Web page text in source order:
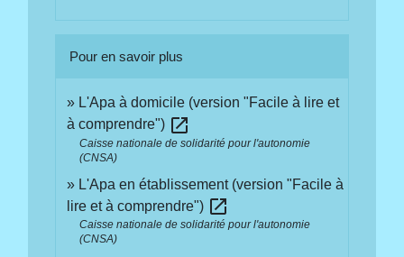
Pour en savoir plus
L'Apa à domicile (version "Facile à lire et
à comprendre") open_in_new
Caisse nationale de solidarité pour l'autonomie
(CNSA)
L'Apa en établissement (version "Facile à
lire et à comprendre") open_in_new
Caisse nationale de solidarité pour l'autonomie
(CNSA)